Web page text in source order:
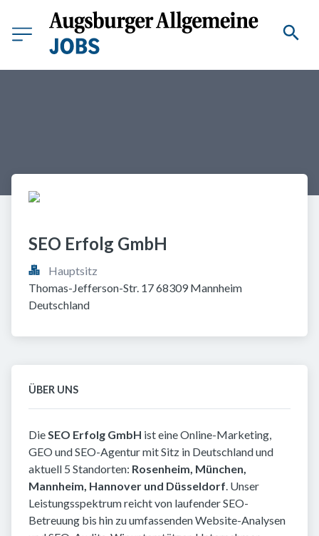
SEO Erfolg GmbH
Hauptsitz
Thomas-Jefferson-Str. 17 68309 Mannheim
Deutschland
ÜBER UNS
DieSEO Erfolg GmbH ist eine Online-Marketing,
GEO und SEO-Agentur mit Sitz in Deutschland und
aktuell 5 Standorten: Rosenheim, München,
Mannheim, Hannover und Düsseldorf. Unser
Leistungsspektrum reicht von laufender SEO-
Betreuung bis hin zu umfassenden Website-Analysen